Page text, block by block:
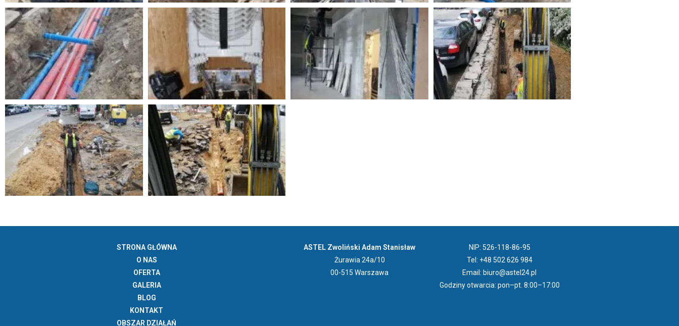
STRONA GŁÓWNA
O NAS
OFERTA
GALERIA
BLOG
KONTAKT
OBSZAR DZIAŁAŃ
ASTEL Zwoliński Adam Stanisław
Żurawia 24a/10
00-515 Warszawa
NIP: 526-118-86-95
Tel: +48 502 626 984
Email: biuro@astel24.pl
Godziny otwarcia: pon–pt. 8:00–17:00